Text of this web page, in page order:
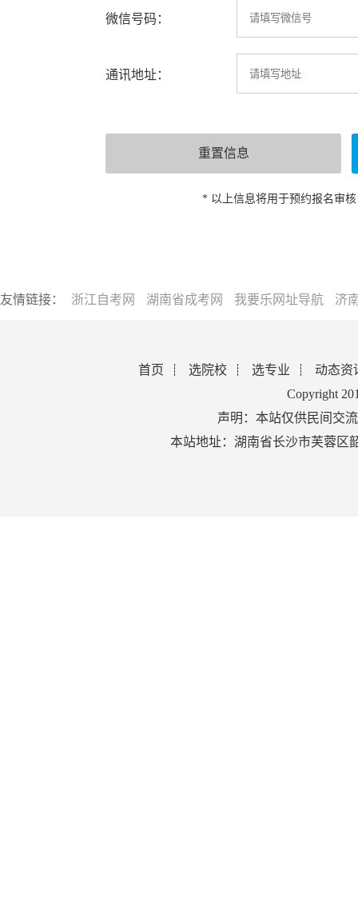
微信号码：
通讯地址：
* 以上信息将用于预约报名审
友情链接： 浙江自考网 湖南省成考网 我要乐网址导航 济
首页 选院校 选专业
动态资
Copyright
声明：本站仅供民间交
本站地址：湖南省长沙市芙蓉区